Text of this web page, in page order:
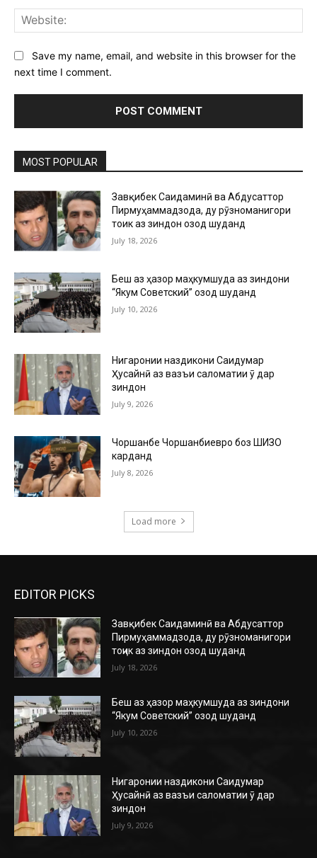
Save my name, email, and website in this browser for the
next time I comment.
MOST POPULAR
Завқибек Саидаминӣ ва Абдусаттор
Пирмуҳаммадзода, ду рӯзноманигори
тоҷик аз зиндон озод шуданд
July 18, 2026
Беш аз ҳазор маҳкумшуда аз зиндони
“Якум Советский” озод шуданд
July 10, 2026
Нигаронии наздикони Саидумар
Ҳусайнӣ аз вазъи саломатии ӯ дар
зиндон
July 9, 2026
Чоршанбе Чоршанбиевро боз ШИЗО
карданд
July 8, 2026
Load more
EDITOR PICKS
Завқибек Саидаминӣ ва Абдусаттор
Пирмуҳаммадзода, ду рӯзноманигори
тоҷик аз зиндон озод шуданд
July 18, 2026
Беш аз ҳазор маҳкумшуда аз зиндони
“Якум Советский” озод шуданд
July 10, 2026
Нигаронии наздикони Саидумар
Ҳусайнӣ аз вазъи саломатии ӯ дар
зиндон
July 9, 2026